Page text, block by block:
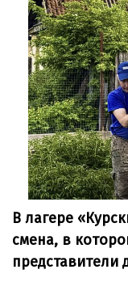
В лагере
смена, в
представители